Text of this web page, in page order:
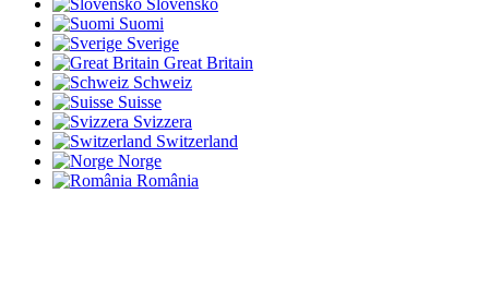
Slovensko
Suomi
Sverige
Great Britain
Schweiz
Suisse
Svizzera
Switzerland
Norge
România